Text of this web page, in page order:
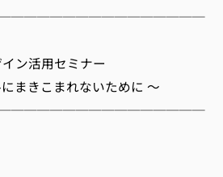
ン活用セミナー
きこまれないために ～